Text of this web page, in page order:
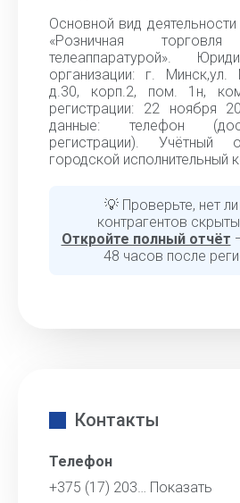
Основной вид
«Розничная
телеаппаратурой».
организации: г. Минск,ул.
д.30, корп.2, пом. 1н,
регистрации: 22 ноября
данные: телефон
регистрации). Учётный
городской исполнительный
💡 Проверьте, нет
контрагентов
Откройте полный отчёт
48 часов после
Контакты
Телефон
+375 (17) 203… Показать